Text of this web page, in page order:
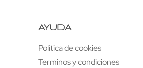
AYUDA
Política de cookies
Terminos y condiciones